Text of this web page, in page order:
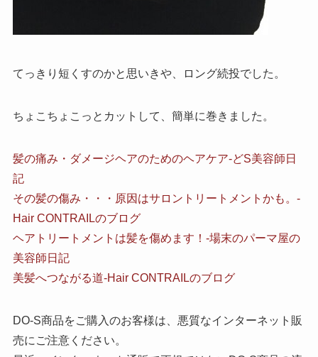
てっきり短くすのかと思いきや、ロング続投でした。
ちょこちょこっとカットして、簡単に巻きました。
髪の痛み・ダメージヘアのためのヘアケア-どS美容師日
記
その髪の傷み・・・原因はサロントリートメントかも。-
Hair CONTRAILのブログ
ヘアトリートメントは髪を傷めます！-場末のパーマ屋の
美容師日記
美髪へつながる道-Hair CONTRAILのブログ
DO-S商品をご購入のお客様は、悪質なインターネット販
売にご注意ください。